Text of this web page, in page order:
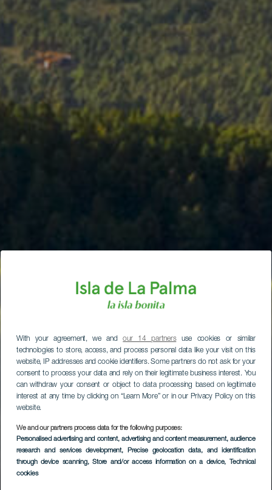
With your agreement, we andour 14 partnersuse cookies or similar
technologies to store, access, and process personal data like your visit on this
website, IP addresses and cookie identifiers. Some partners do not ask for your
consent to process your data and rely on their legitimate business interest. You
can withdraw your consent or object to data processing based on legitimate
interest at any time by clicking on “Learn More” or in our Privacy Policy on this
website.
We and our partners process data for the following purposes:
Personalised advertising and content, advertising and content measurement, audience
research and services development, Precise geolocation data, and identification
through device scanning, Store and/or access information on a device, Technical
cookies